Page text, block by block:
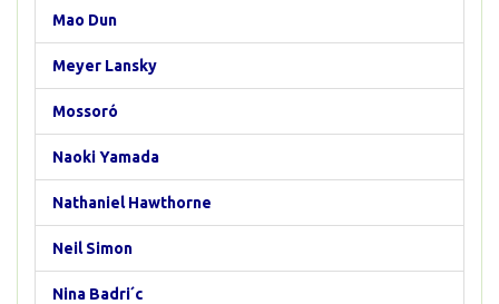
Mao Dun
Meyer Lansky
Mossoró
Naoki Yamada
Nathaniel Hawthorne
Neil Simon
Nina Badri´c